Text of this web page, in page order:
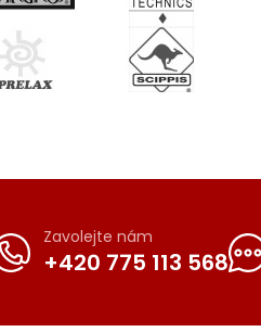
Zavolejte nám
+420 775 113 568